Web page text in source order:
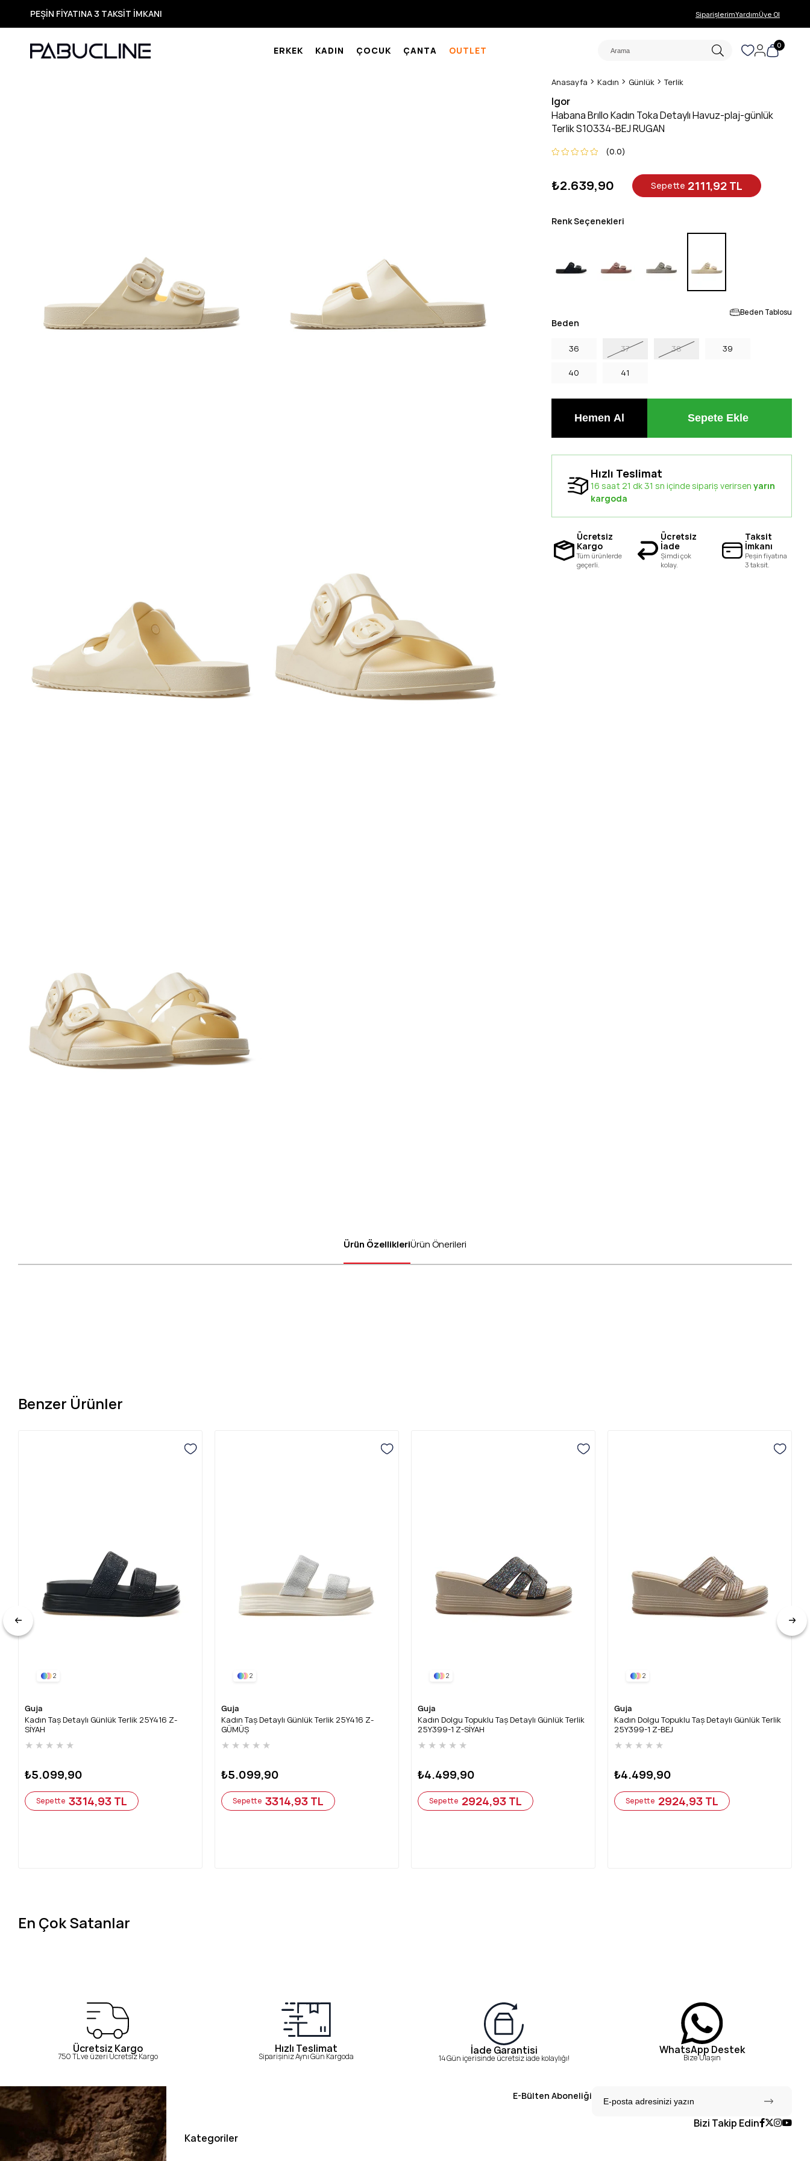
TÜM ÜRÜNLERDE ÜCRETSİZ KARGO
Yeni Sezon Ürünlerde Özel Fırsatlar
Seçili Ürünlerde Hızlı Teslimat
SiparişlerimYardımÜye Ol
ERKEK KADIN ÇOCUK ÇANTA OUTLET 0
Anasayfa Kadın Günlük Terlik
Igor
Habana Brıllo Kadın Toka Detaylı Havuz-plaj-günlük
Terlik S10334-BEJ RUGAN
0.0
₺2.639,90 Sepette 2111,92 TL
Renk Seçenekleri
Beden Tablosu
Beden
36 37 38 39
40 41
Hızlı Teslimat
16 saat 21 dk 30 sn içinde sipariş verirsenyarın
kargoda
Ücretsiz
Kargo
Tüm ürünlerde
geçerli.
Ücretsiz
İade
Şimdi çok
kolay.
Taksit
İmkanı
Peşin fiyatına
3 taksit.
Ürün ÖzellikleriÜrün Önerileri
Benzer Ürünler
2
Guja
Kadın Taş Detaylı Günlük Terlik 25Y416 Z-
SİYAH
★ ★ ★ ★ ★
₺5.099,90
Sepette 3314,93 TL
2
Guja
Kadın Taş Detaylı Günlük Terlik 25Y416 Z-
GÜMÜŞ
★ ★ ★ ★ ★
₺5.099,90
Sepette 3314,93 TL
2
Guja
Kadın Dolgu Topuklu Taş Detaylı Günlük Terlik
25Y399-1 Z-SİYAH
★ ★ ★ ★ ★
₺4.499,90
Sepette 2924,93 TL
2
Guja
Kadın Dolgu Topuklu Taş Detaylı Günlük Terlik
25Y399-1 Z-BEJ
★ ★ ★ ★ ★
₺4.499,90
Sepette 2924,93 TL
En Çok Satanlar
Ücretsiz Kargo
750 TL ve üzeri Ücretsiz Kargo
Hızlı Teslimat
Siparişiniz Aynı Gün Kargoda İade Garantisi
14 Gün içerisinde ücretsiz iade kolaylığı!
WhatsApp Destek
Bize Ulaşın
E-Bülten Aboneliği
Bizi Takip Edin
Kategoriler